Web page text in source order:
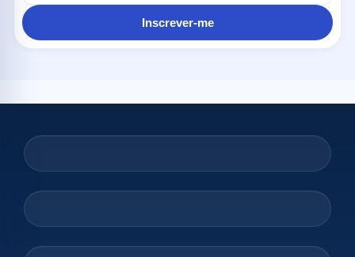
Inscrever-me